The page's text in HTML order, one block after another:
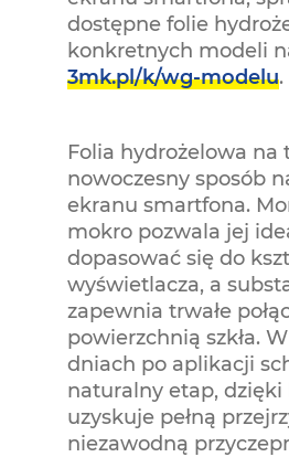
dostępne folie
konkretnych modeli
3mk.pl/k/wg-modelu.
Folia hydrożelowa na
nowoczesny sposób
ekranu smartfona.
mokro pozwala jej
dopasować się do
wyświetlacza, a
zapewnia trwałe
powierzchnią szkła.
dniach po aplikacji
naturalny etap,
uzyskuje pełną
niezawodną